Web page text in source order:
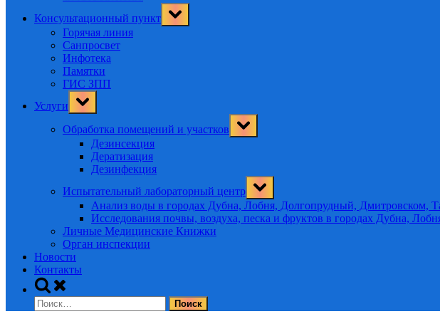
Консультационный пункт
Toggle
sub-
Горячая линия
Санпросвет
Инфотека
Памятки
ГИС ЗПП
Услуги
Toggle
sub-
Обработка помещений и участков
Toggle
sub-
Дезинсекция
Дератизация
Дезинфекция
Испытательный лабораторный центр
Toggle
sub-
menu
Анализ воды в городах Дубна, Лобня, Долгопрудный, Дмитровском,
Исследования почвы, воздуха, песка и фруктов в городах Дубна,
Личные Медицинские Книжки
Орган инспекции
Новости
Контакты
Toggle
search
form
Найти: